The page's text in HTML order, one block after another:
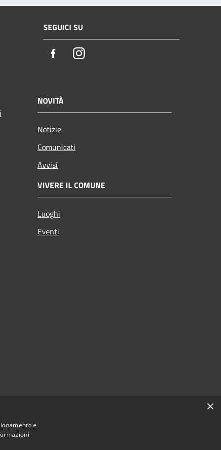
SEGUICI SU
FacebookInstagram
NOVITÀ
Notizie
Comunicati
Avvisi
VIVERE IL COMUNE
Luoghi
Eventi
×
e